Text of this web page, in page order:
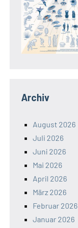
Archiv
August 2026
Juli 2026
Juni 2026
Mai 2026
April 2026
März 2026
Februar 2026
Januar 2026